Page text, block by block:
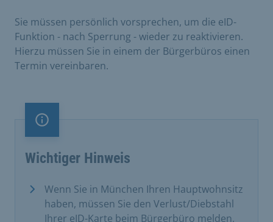
Sie müssen persönlich vorsprechen, um die eID-
Funktion - nach Sperrung - wieder zu reaktivieren.
Hierzu müssen Sie in einem der Bürgerbüros einen
Termin vereinbaren.
Information
Wichtiger Hinweis
Wenn Sie in München Ihren Hauptwohnsitz
haben, müssen Sie den Verlust/Diebstahl
Ihrer eID-Karte beim Bürgerbüro melden.